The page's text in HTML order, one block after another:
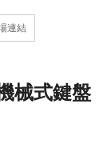
連結
械式鍵盤